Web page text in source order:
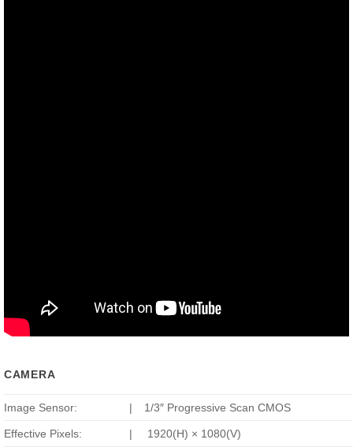
CAMERA
Image Sensor: | 1/3″ Progressive Scan CMOS
Effective Pixels: | 1920(H) × 1080(V)